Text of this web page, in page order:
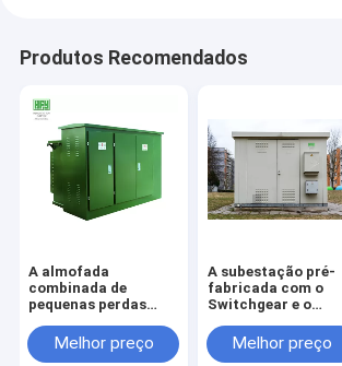
Produtos Recomendados
A almofada
combinada de
pequenas perdas
fechado montou
subestação pré-
Melhor preço
A subestação pré-
fabricada com o
Switchgear e o
tensão de sistema
12kV pré-fabricou a
Melhor preço